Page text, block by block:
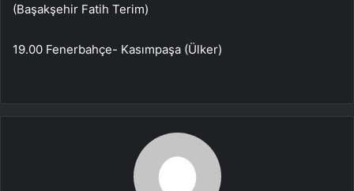
(Başakşehir Fatih Terim)
19.00 Fenerbahçe- Kasımpaşa (Ülker)